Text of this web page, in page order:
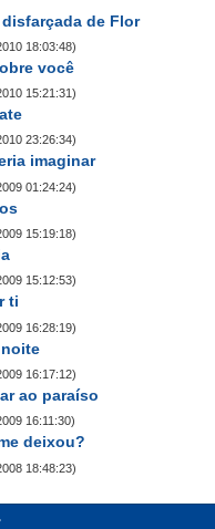
disfarçada de Flor
18:03:48)
você
15:21:31)
23:26:34)
imaginar
01:24:24)
15:19:18)
15:12:53)
ti
16:28:19)
16:17:12)
ao paraíso
16:11:30)
deixou?
18:48:23)